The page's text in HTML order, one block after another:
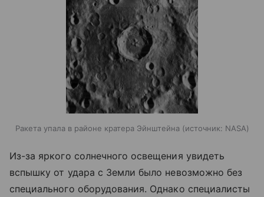
Ракета упала в районе кратера Эйнштейна источник: NASA
Из-за яркого солнечного освещения увидеть
вспышку от удара с Земли было невозможно без
специального оборудования. Однако специалисты